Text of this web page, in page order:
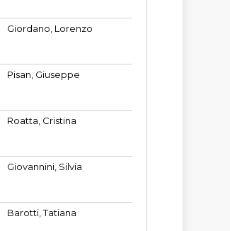
Giordano, Lorenzo
Pisan, Giuseppe
Roatta, Cristina
Giovannini, Silvia
Barotti, Tatiana